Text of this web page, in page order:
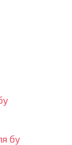
бу